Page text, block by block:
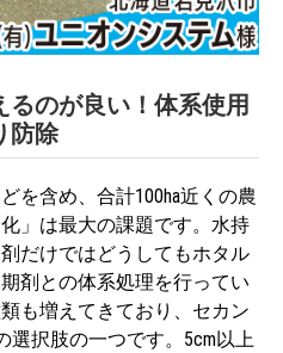
のが良い！体系使用
防除
を含め、合計100ha近くの農
」は最大の課題です。水持
だけではどうしてもホタル
剤との体系処理を行ってい
も増えてきており、セカン
選択肢の一つです。5cm以上